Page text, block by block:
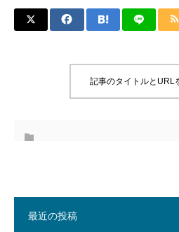
記事のタイトルとURL
最近の投稿